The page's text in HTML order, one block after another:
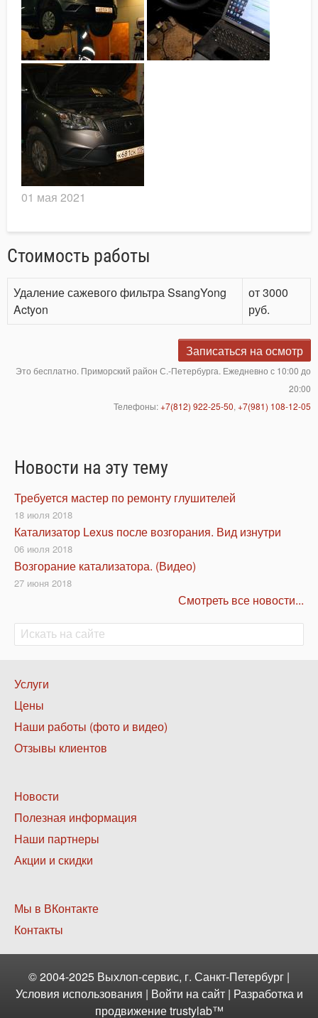
01 мая 2021
Стоимость работы
Удаление сажевого фильтра SsangYong
Actyon
от 3000
руб.
Записаться на осмотр
Это бесплатно. Приморский район С.-Петербурга. Ежедневно с 10:00 до
20:00
Телефоны:+7(812) 922-25-50, +7(981) 108-12-05
Новости на эту тему
Требуется мастер по ремонту глушителей
18 июля 2018
Катализатор Lexus после возгорания. Вид изнутри
06 июля 2018
Возгорание катализатора. (Видео)
27 июня 2018
Смотреть все новости...
Поиск
Поиск
Нижнее
меню
1
Услуги
Цены
Наши работы (фото и видео)
Отзывы клиентов
Нижнее
меню
2
Новости
Полезная информация
Наши партнеры
Акции и скидки
Нижнее
меню
3
Мы в ВКонтакте
Контакты
© 2004-2025 Выхлоп-сервис, г. Санкт-Петербург |
Условия использования | Войти на сайт | Разработка и
продвижениеtrustylab™